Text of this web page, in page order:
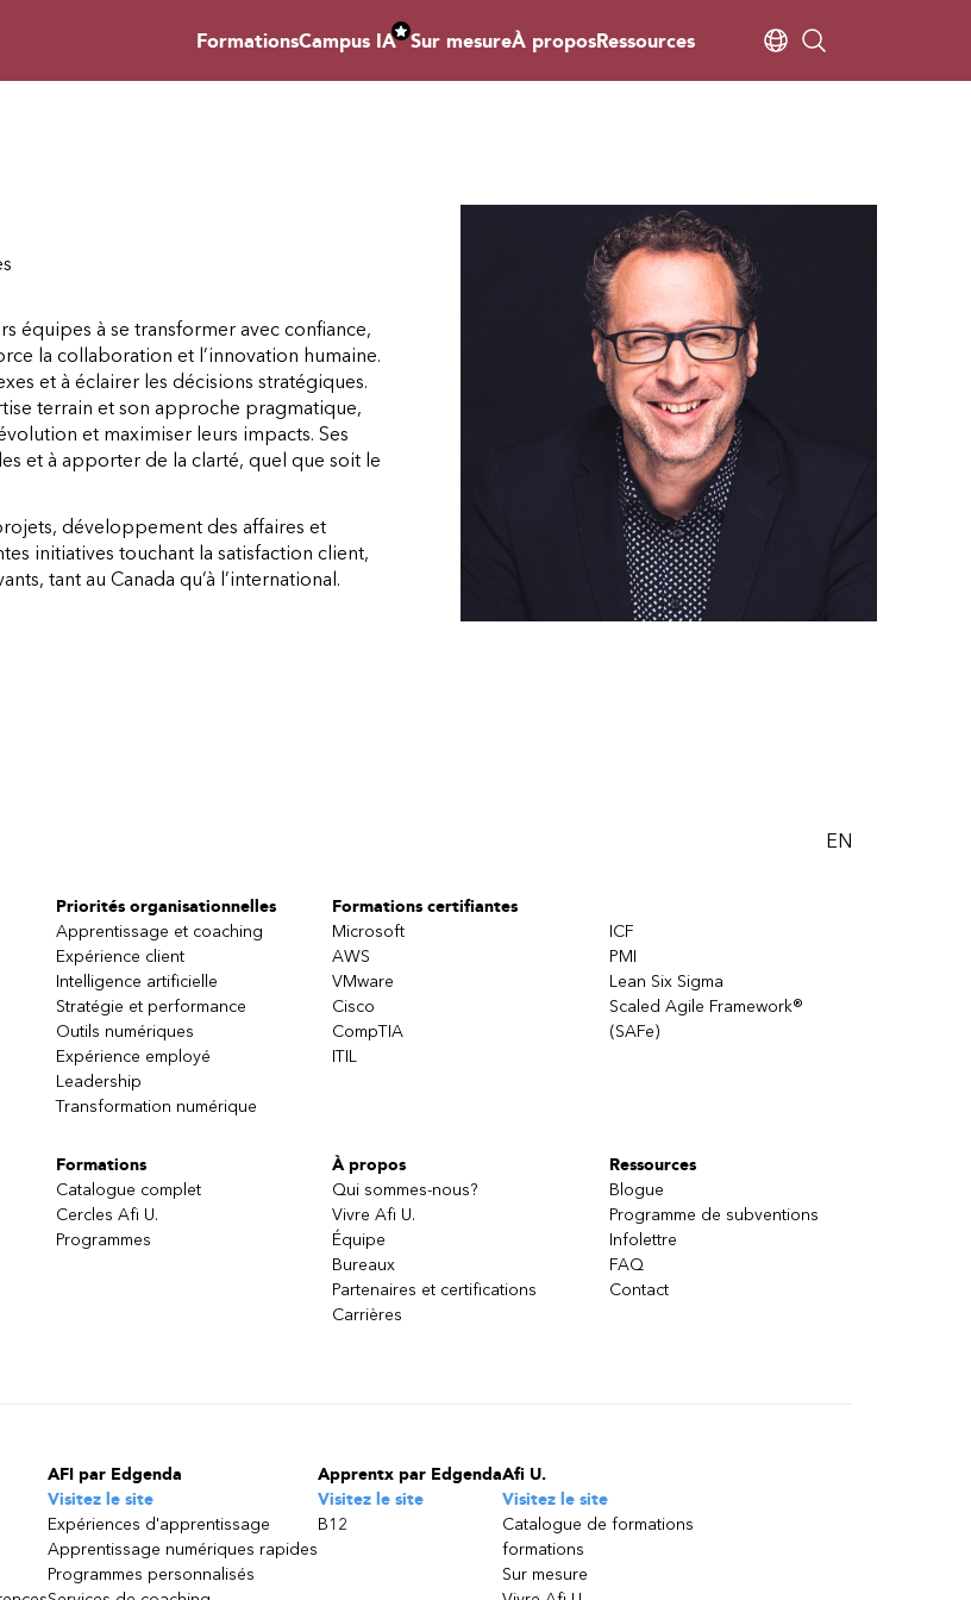
FormationsCampus IA Sur mesureÀ proposRessources
équipes à se transformer avec confiance,
la collaboration et l’innovation humaine.
et à éclairer les décisions stratégiques.
terrain et son approche pragmatique,
et maximiser leurs impacts. Ses
et à apporter de la clarté, quel que soit le
développement des affaires et
initiatives touchant la satisfaction client,
tant au Canada qu’à l’international.
EN
Priorités organisationnelles
Apprentissage et coaching
Expérience client
Intelligence artificielle
Stratégie et performance
Outils numériques
Expérience employé
Leadership
Transformation numérique
Formations certifiantes
Microsoft
AWS
VMware
Cisco
CompTIA
ITIL
ICF
PMI
Lean Six Sigma
Scaled Agile Framework®
(SAFe)
Formations
Catalogue complet
Cercles Afi U.
Programmes
À propos
Qui sommes-nous?
Vivre Afi U.
Équipe
Bureaux
Partenaires et certifications
Carrières
Ressources
Blogue
Programme de subventions
Infolettre
FAQ
Contact
AFI par Edgenda
Visitez le site
Expériences d'apprentissage
Apprentissage numériques rapides
Programmes personnalisés
Apprentx par Edgenda
Visitez le site
B12
Afi U.
Visitez le site
Catalogue de formations
formations
Sur mesure